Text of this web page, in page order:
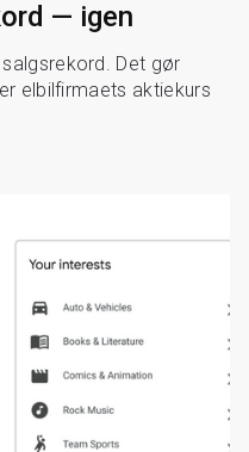
— igen
Det gør
elbilfirmaets aktiekurs